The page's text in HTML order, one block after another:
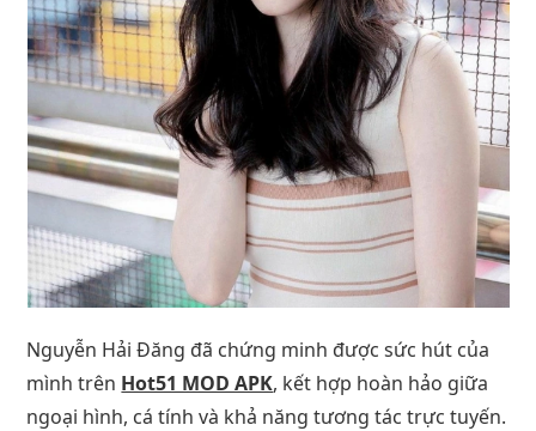
Nguyễn Hải Đăng đã chứng minh được sức hút của
mình trên Hot51 MOD APK, kết hợp hoàn hảo giữa
ngoại hình, cá tính và khả năng tương tác trực tuyến.